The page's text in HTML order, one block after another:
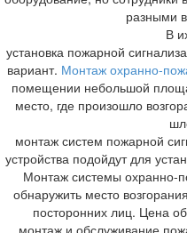
разными
В
установка пожарной
вариант. Монтаж охранно-
помещении небольшой
место, где произошло
монтаж систем пожарной
устройства подойдут для
Монтаж системы охранно-
обнаружить место
посторонних лиц. Цена
монтаж и обслуживание